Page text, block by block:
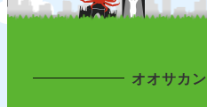
オオサカ